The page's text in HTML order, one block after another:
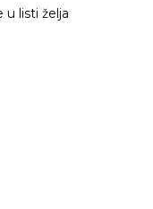
u listi želja